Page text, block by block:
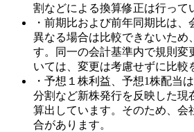
割などによる換算修正は行って
・前期比および前年同期比は
異なる場合は比較できないため
す。同一の会計基準内で規則変
いては、変更は考慮せずに比較
・予想１株利益、予想1株配当
分割など新株発行を反映した現
算出しています。そのため、会
合があります。